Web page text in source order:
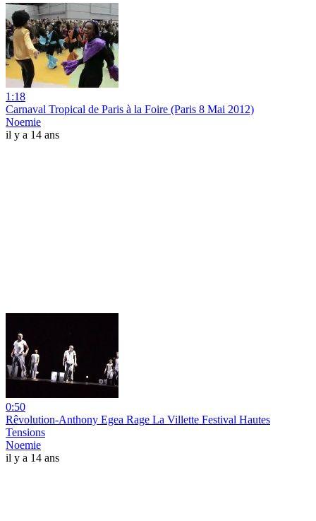
1:18
Carnaval Tropical de Paris à la Foire (Paris 8 Mai 2012)
Noemie
il y a 14 ans
0:50
Rêvolution-Anthony Egea Rage La Villette Festival Hautes
Tensions
Noemie
il y a 14 ans